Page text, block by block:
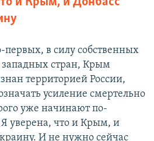
первых, в силу собственных
стран, Крым
территорией России,
усиление смертельно
уже начинают по-
уверена, что и Крым, и
И не нужно сейчас